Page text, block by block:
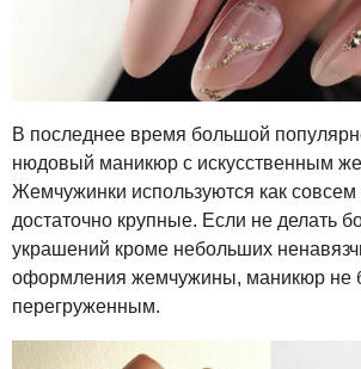
В последнее время большой
нюдовый маникюр с искусственным
Жемчужинки используются как совсем
достаточно крупные. Если не делать
украшений кроме небольших
оформления жемчужины, маникюр не
перегруженным.